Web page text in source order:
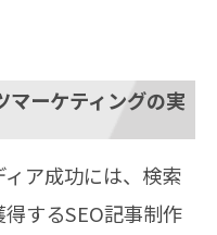
マーケティングの実
ア成功には、検索
するSEO記事制作